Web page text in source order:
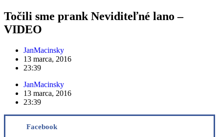
Točili sme prank Neviditeľné lano –
VIDEO
JanMacinsky
13 marca, 2016
23:39
JanMacinsky
13 marca, 2016
23:39
Facebook